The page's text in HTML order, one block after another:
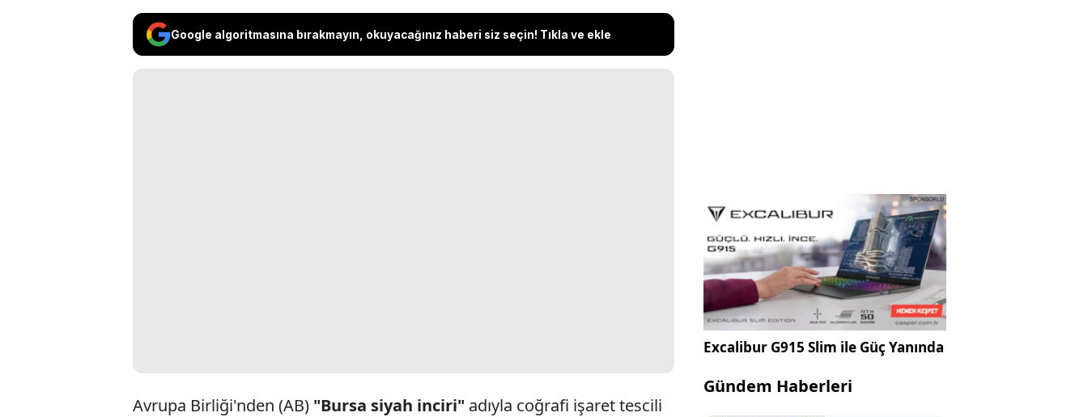
Google algoritmasına bırakmayın, okuyacağınız haberi siz seçin! Tıkla ve ekle
Avrupa Birliği'nden (AB) "Bursa siyah inciri" adıyla coğrafi işaret tescili
Excalibur G915 Slim ile Güç Yanında
Gündem Haberleri